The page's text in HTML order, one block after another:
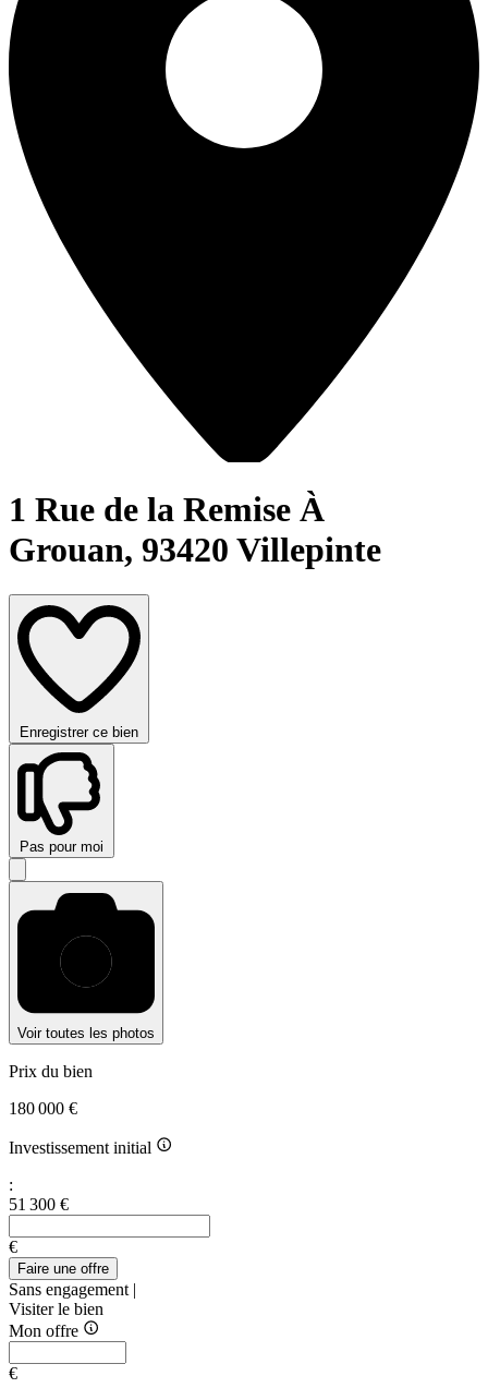
1 Rue de la Remise À
Grouan, 93420 Villepinte
Enregistrer ce bien
Pas pour moi
Voir toutes les photos
Prix du bien
180 000 €
Investissement initial
:
51 300 €
€
Faire une offre
Sans engagement |
Visiter le bien
Mon offre
€